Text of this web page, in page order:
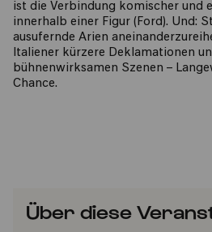
ist die Verbindung komischer und
innerhalb einer Figur (Ford). Und:
ausufernde Arien
Italiener kürzere Deklamationen
bühnenwirksamen Szenen –
Chance.
Über diese